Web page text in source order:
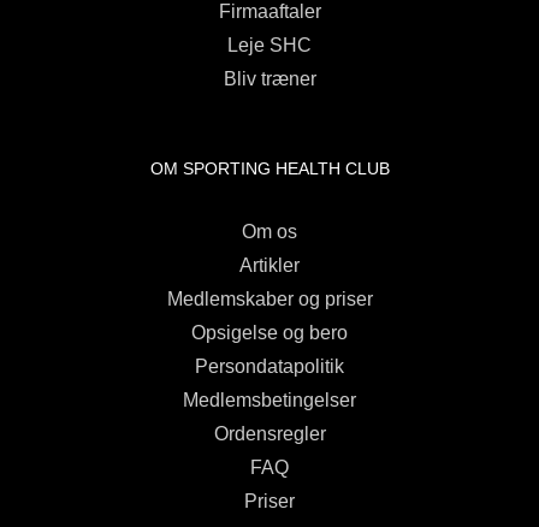
Firmaaftaler
Leje SHC
Bliv træner
OM SPORTING HEALTH CLUB
Om os
Artikler
Medlemskaber og priser
Opsigelse og bero
Persondatapolitik
Medlemsbetingelser
Ordensregler
FAQ
Priser